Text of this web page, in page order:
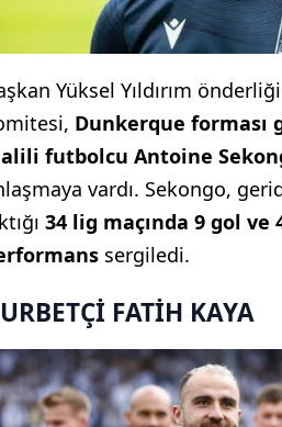
Yüksel Yıldırım
Dunkerque forması
futbolcu Antoine
vardı. Sekongo,
34 lig maçında 9 gol ve
sergiledi.
FATİH KAYA